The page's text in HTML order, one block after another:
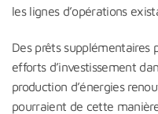
les lignes d’opérations
Des prêts supplémentaires
efforts d’investissement
production d’énergies
pourraient de cette